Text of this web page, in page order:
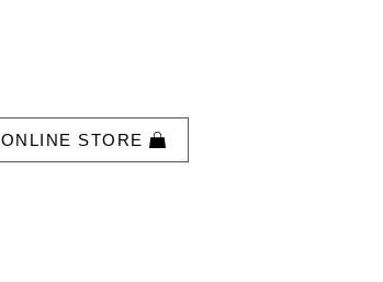
ONLINE STORE